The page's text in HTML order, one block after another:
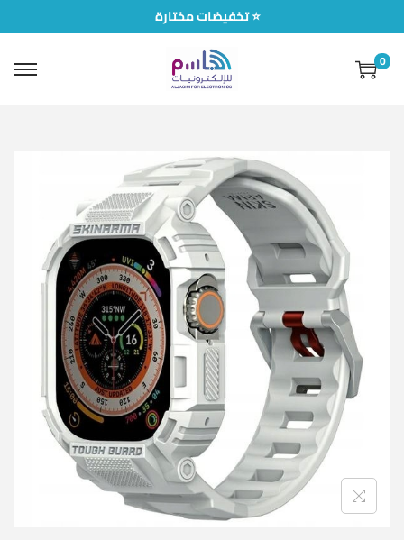
تخفيضات مختارة ⭐
0